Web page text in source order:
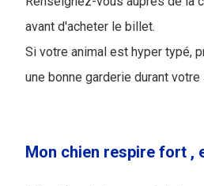
avant d'acheter le billet.
Si votre animal est hyper typé,
une bonne garderie durant votre
Mon chien respire fort ,